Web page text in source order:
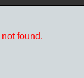
not found.